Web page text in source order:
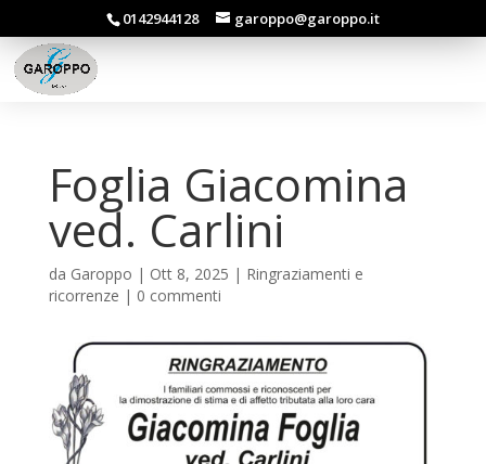
0142944128 garoppo@garoppo.it
Foglia Giacomina
ved. Carlini
da Garoppo | Ott 8, 2025 | Ringraziamenti e
ricorrenze | 0 commenti